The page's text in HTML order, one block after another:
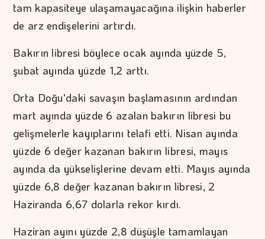
tam kapasiteye ulaşamayacağına ilişkin haberler
de arz endişelerini artırdı.
Bakırın libresi böylece ocak ayında yüzde 5,
şubat ayında yüzde 1,2 arttı.
Orta Doğu'daki savaşın başlamasının ardından
mart ayında yüzde 6 azalan bakırın libresi bu
gelişmelerle kayıplarını telafi etti. Nisan ayında
yüzde 6 değer kazanan bakırın libresi, mayıs
ayında da yükselişlerine devam etti. Mayıs ayında
yüzde 6,8 değer kazanan bakırın libresi, 2
Haziranda 6,67 dolarla rekor kırdı.
Haziran ayını yüzde 2,8 düşüşle tamamlayan